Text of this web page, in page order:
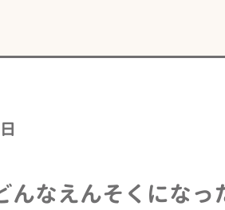
んなえんそくになっ